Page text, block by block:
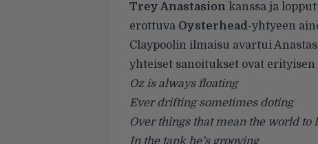
Trey Anastasion kanssa ja
erottuva Oysterhead-yhtyeen
Claypoolin ilmaisu avartui
yhteiset sanoitukset ovat
Oz is always floating
Ever drifting sometimes doting
Over things that mean the world to
In the tank he’s grooving